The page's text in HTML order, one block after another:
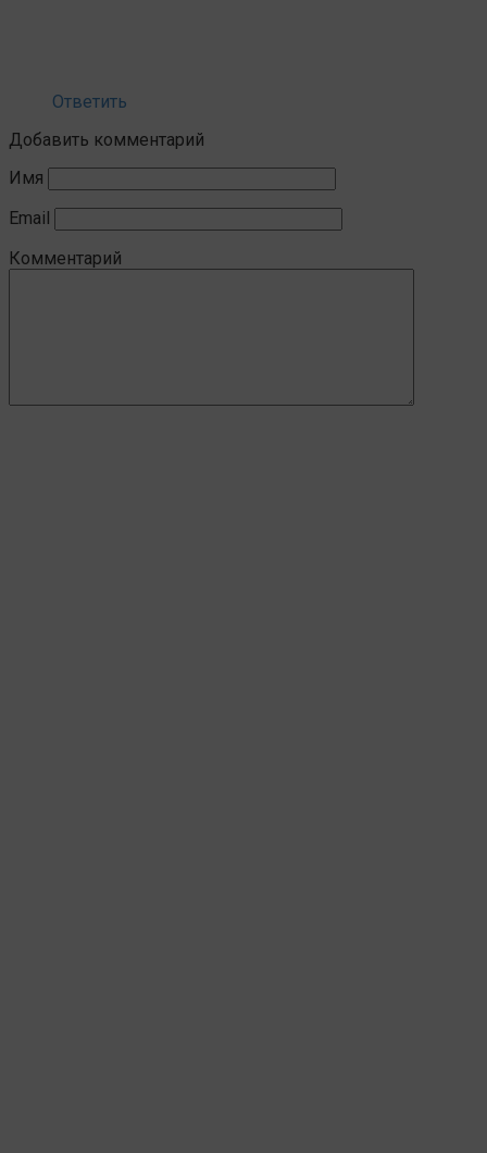
Ответить
Добавить комментарий
Имя
Email
Комментарий